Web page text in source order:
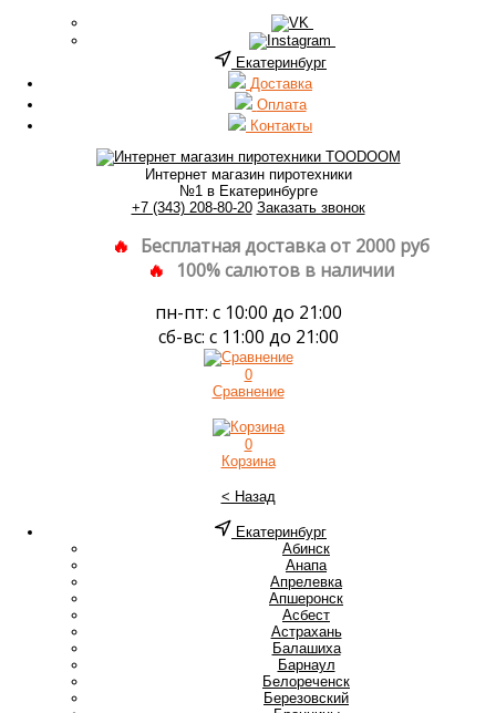
Екатеринбург
Доставка
Оплата
Контакты
Интернет магазин пиротехники
№1 в Екатеринбурге
+7 (343) 208-80-20 Заказать звонок
Бесплатная доставка от 2000 руб
100% салютов в наличии
пн-пт: с 10:00 до 21:00
сб-вс: с 11:00 до 21:00
0
Сравнение
0
Корзина
< Назад
Екатеринбург
Абинск
Анапа
Апрелевка
Апшеронск
Асбест
Астрахань
Балашиха
Барнаул
Белореченск
Березовский